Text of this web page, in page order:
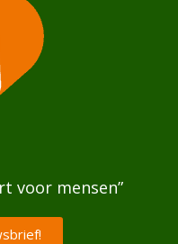
voor mensen”